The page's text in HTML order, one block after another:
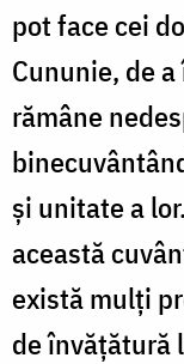
pot face cei
Cununie, de
rămâne
și unitate a
această
există mulți
de învățătură